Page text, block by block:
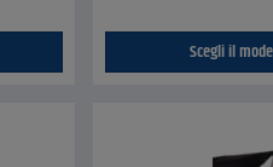
Scegli il